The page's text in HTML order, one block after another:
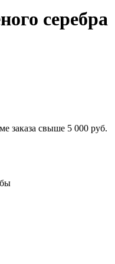
серебра
заказа свыше 5 000 руб.